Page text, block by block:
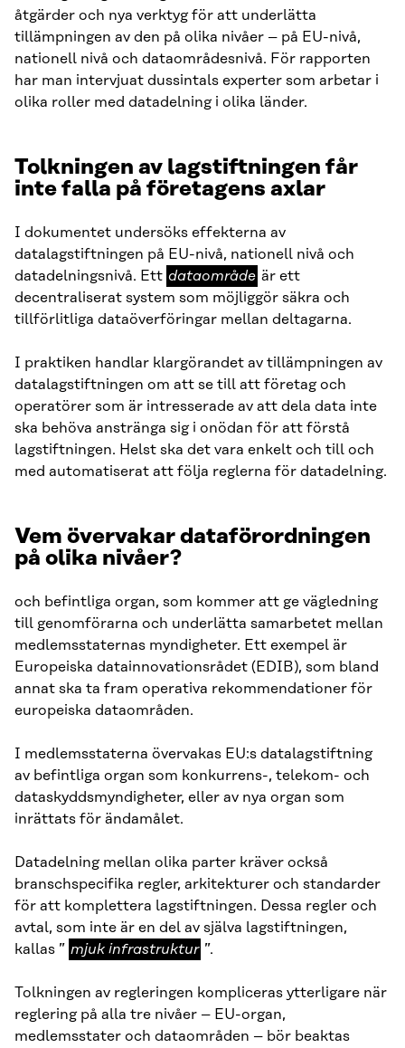
åtgärder och nya verktyg för att underlätta
tillämpningen av den på olika nivåer – på EU-nivå,
nationell nivå och dataområdesnivå. För rapporten
har man intervjuat dussintals experter som arbetar i
olika roller med datadelning i olika länder.
Tolkningen av lagstiftningen får
inte falla på företagens axlar
I dokumentet undersöks effekterna av
datalagstiftningen på EU-nivå, nationell nivå och
datadelningsnivå. Ett dataområde
dataområde är ett
decentraliserat system som möjliggör säkra och
tillförlitliga dataöverföringar mellan deltagarna.
I praktiken handlar klargörandet av tillämpningen av
datalagstiftningen om att se till att företag och
operatörer som är intresserade av att dela data inte
ska behöva anstränga sig i onödan för att förstå
lagstiftningen. Helst ska det vara enkelt och till och
med automatiserat att följa reglerna för datadelning.
Vem övervakar dataförordningen
på olika nivåer?
och befintliga organ, som kommer att ge vägledning
till genomförarna och underlätta samarbetet mellan
medlemsstaternas myndigheter. Ett exempel är
Europeiska datainnovationsrådet (EDIB), som bland
annat ska ta fram operativa rekommendationer för
europeiska dataområden.
I medlemsstaterna övervakas EU:s datalagstiftning
av befintliga organ som konkurrens-, telekom- och
dataskyddsmyndigheter, eller av nya organ som
inrättats för ändamålet.
Datadelning mellan olika parter kräver också
branschspecifika regler, arkitekturer och standarder
för att komplettera lagstiftningen. Dessa regler och
avtal, som inte är en del av själva lagstiftningen,
kallas ” mjuk
mjuk infrastruktur ”.
Tolkningen av regleringen kompliceras ytterligare när
reglering på alla tre nivåer – EU-organ,
medlemsstater och dataområden – bör beaktas